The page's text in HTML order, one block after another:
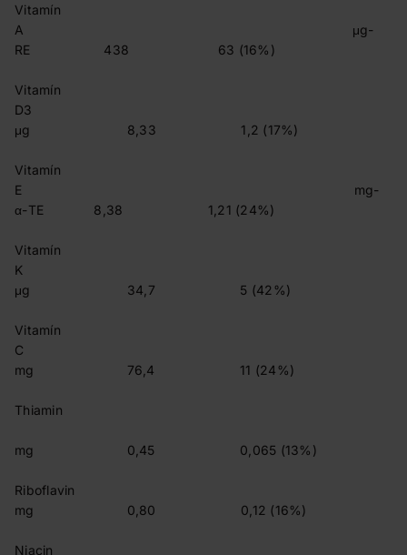
Vitamín
A μg-
RE 438 63 (16%)
Vitamín
D3
μg 8,33 1,2 (17%)
Vitamín
E mg-
α-TE 8,38 1,21 (24%)
Vitamín
K
μg 34,7 5 (42%)
Vitamín
C
mg 76,4 11 (24%)
Thiamin
mg 0,45 0,065 (13%)
Riboflavin
mg 0,80 0,12 (16%)
Niacin